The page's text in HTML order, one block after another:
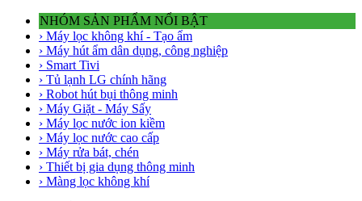
NHÓM SẢN PHẨM NỔI BẬT
› Máy lọc không khí - Tạo ẩm
› Máy hút ẩm dân dụng, công nghiệp
› Smart Tivi
› Tủ lạnh LG chính hãng
› Robot hút bụi thông minh
› Máy Giặt - Máy Sấy
› Máy lọc nước ion kiềm
› Máy lọc nước cao cấp
› Máy rửa bát, chén
› Thiết bị gia dụng thông minh
› Màng lọc không khí